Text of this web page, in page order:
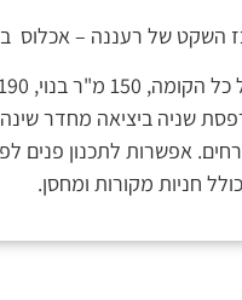
השקט של רעננה – אכלוס ב 2027
אורחים. אפשרות לתכנון פנים
חניות מקורות ומחסן.